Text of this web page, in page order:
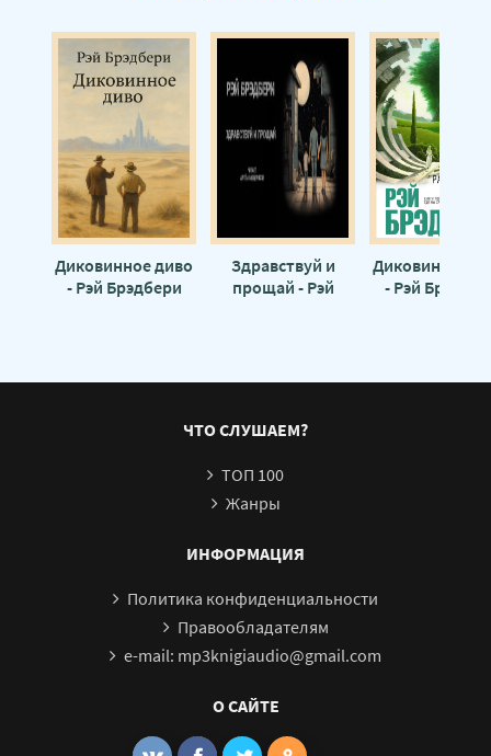
Диковинное диво
- Рэй Брэдбери
Здравствуй и
прощай - Рэй
Диковинное
- Рэй
ЧТО СЛУШАЕМ?
ТОП 100
Жанры
ИНФОРМАЦИЯ
Политика конфиденциальности
Правообладателям
e-mail: mp3knigiaudio@gmail.com
О САЙТЕ